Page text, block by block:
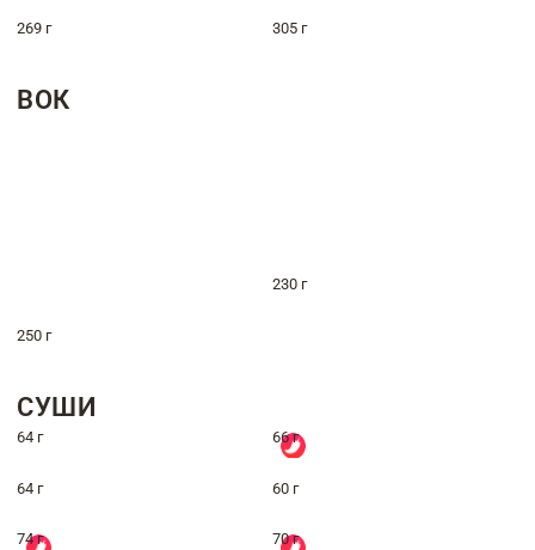
269 г 305 г
ВОК
230 г
250 г
СУШИ
64 г 66 г
64 г 60 г
74 г 70 г